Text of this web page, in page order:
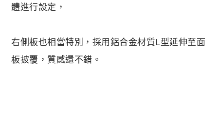
體進行設定，
右側板也相當特別，採用鋁合金材質L型延伸至面
板披覆，質感還不錯。